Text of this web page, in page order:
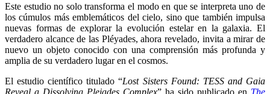
Este estudio no solo transforma el modo en que se interpreta uno de
los cúmulos más emblemáticos del cielo, sino que también impulsa
nuevas formas de explorar la evolución estelar en la galaxia. El
verdadero alcance de las Pléyades, ahora revelado, invita a mirar de
nuevo un objeto conocido con una comprensión más profunda y
amplia de su verdadero lugar en el cosmos.
El estudio científico titulado “Lost Sisters Found: TESS and Gaia
Reveal a Dissolving Pleiades Complex” ha sido publicado en The